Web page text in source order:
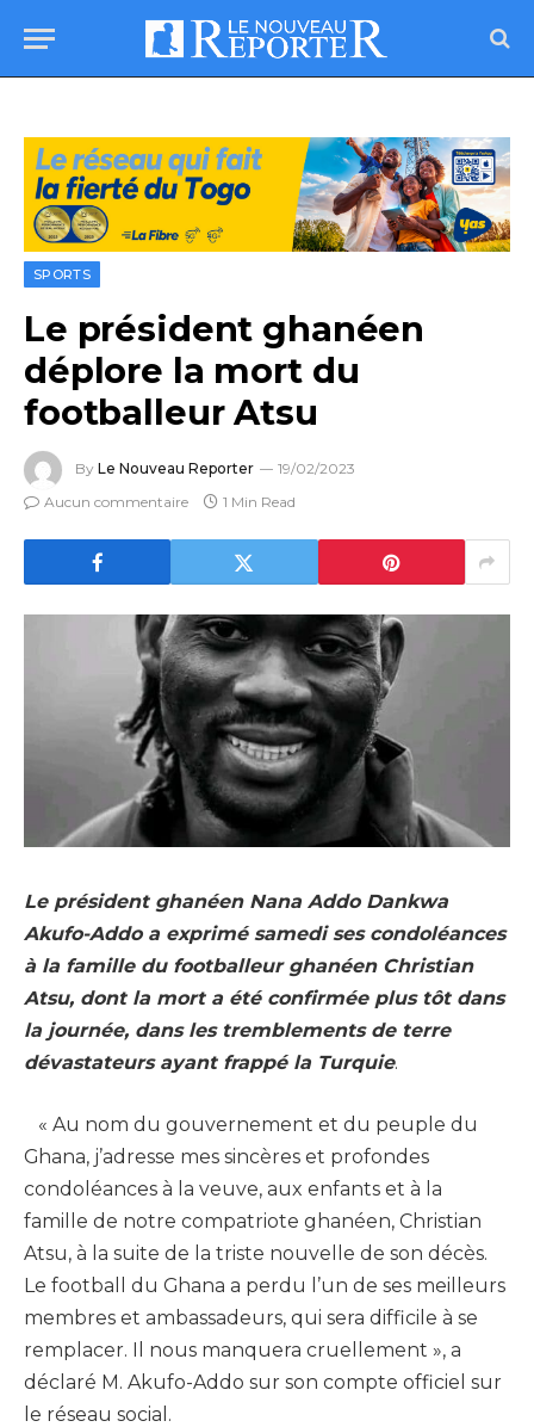
SPORTS
Le président ghanéen
déplore la mort du
footballeur Atsu
By Le Nouveau Reporter
19/02/2023
Aucun commentaire
1 Min Read
Le président ghanéen Nana Addo Dankwa
Akufo-Addo a exprimé samedi ses condoléances
à la famille du footballeur ghanéen Christian
Atsu, dont la mort a été confirmée plus tôt dans
la journée, dans les tremblements de terre
dévastateurs ayant frappé la Turquie.
« Au nom du gouvernement et du peuple du
Ghana, j’adresse mes sincères et profondes
condoléances à la veuve, aux enfants et à la
famille de notre compatriote ghanéen, Christian
Atsu, à la suite de la triste nouvelle de son décès.
Le football du Ghana a perdu l’un de ses meilleurs
membres et ambassadeurs, qui sera difficile à se
remplacer. Il nous manquera cruellement », a
déclaré M. Akufo-Addo sur son compte officiel sur
le réseau social.